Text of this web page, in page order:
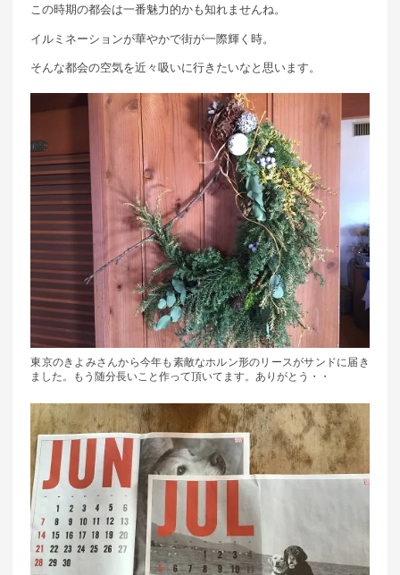
この時期の都会は一番魅力的かも知れませんね。
イルミネーションが華やかで街が一際輝く時。
そんな都会の空気を近々吸いに行きたいなと思います。
東京のきよみさんから今年も素敵なホルン形のリースがサンドに届き
ました。もう随分長いこと作って頂いてます。ありがとう・・